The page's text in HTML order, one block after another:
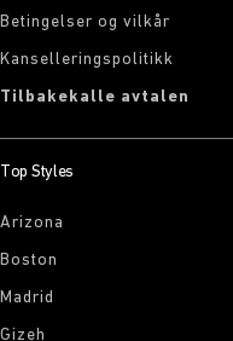
Betingelser og vilkår
Kanselleringspolitikk
Tilbakekalle avtalen
Top Styles
Arizona
Boston
Madrid
Gizeh